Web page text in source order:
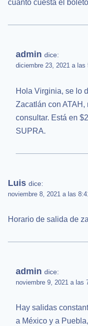
cuánto cuesta el
admin dice:
diciembre 23, 2021 a las
Hola Virginia, se lo
Zacatlán con
consultar. Está en
SUPRA.
Luis dice:
noviembre 8, 2021 a las
Horario de salida de
admin dice:
noviembre 9, 2021 a las
Hay salidas
a México y a